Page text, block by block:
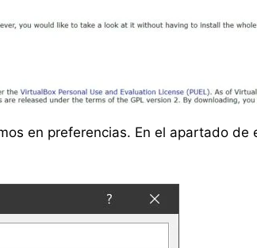
en preferencias. En el apartado de